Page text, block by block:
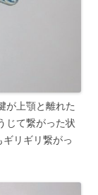
が上顎と離れた
じて繋がった状
リギリ繋がっ